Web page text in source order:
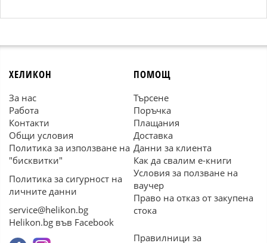
ХЕЛИКОН
За нас
Работа
Контакти
Общи условия
Политика за използване на
"бисквитки"
Политика за сигурност на
личните данни
service@helikon.bg
Helikon.bg във Facebook
ПОМОЩ
Търсене
Поръчка
Плащания
Доставка
Данни за клиента
Как да свалим е-книги
Условия за ползване на
ваучер
Право на отказ от закупена
стока
Правилници за